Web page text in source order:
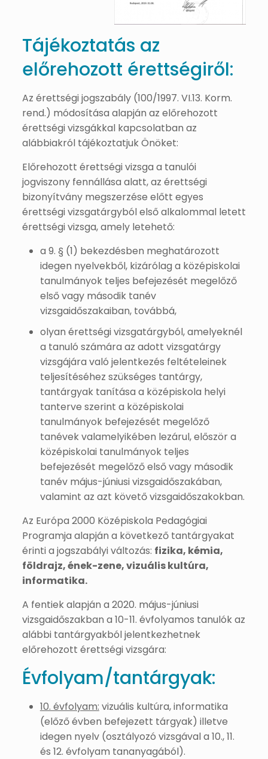
Tájékoztatás az
előrehozott érettségiről:
Az érettségi jogszabály (100/1997. VI.13. Korm.
rend.) módosítása alapján az előrehozott
érettségi vizsgákkal kapcsolatban az
alábbiakról tájékoztatjuk Önöket:
Előrehozott érettségi vizsga a tanulói
jogviszony fennállása alatt, az érettségi
bizonyítvány megszerzése előtt egyes
érettségi vizsgatárgyból első alkalommal letett
érettségi vizsga, amely letehető:
a 9. § (1) bekezdésben meghatározott
idegen nyelvekből, kizárólag a középiskolai
tanulmányok teljes befejezését megelőző
első vagy második tanév
vizsgaidőszakaiban, továbbá,
olyan érettségi vizsgatárgyból, amelyeknél
a tanuló számára az adott vizsgatárgy
vizsgájára való jelentkezés feltételeinek
teljesítéséhez szükséges tantárgy,
tantárgyak tanítása a középiskola helyi
tanterve szerint a középiskolai
tanulmányok befejezését megelőző
tanévek valamelyikében lezárul, először a
középiskolai tanulmányok teljes
befejezését megelőző első vagy második
tanév május-júniusi vizsgaidőszakában,
valamint az azt követő vizsgaidőszakokban.
Az Európa 2000 Középiskola Pedagógiai
Programja alapján a következő tantárgyakat
érinti a jogszabályi változás: fizika, kémia,
földrajz, ének-zene, vizuális kultúra,
informatika.
A fentiek alapján a 2020. május-júniusi
vizsgaidőszakban a 10-11. évfolyamos tanulók az
alábbi tantárgyakból jelentkezhetnek
előrehozott érettségi vizsgára:
Évfolyam/tantárgyak:
10. évfolyam: vizuális kultúra, informatika
(előző évben befejezett tárgyak) illetve
idegen nyelv (osztályozó vizsgával a 10., 11.
és 12. évfolyam tananyagából).